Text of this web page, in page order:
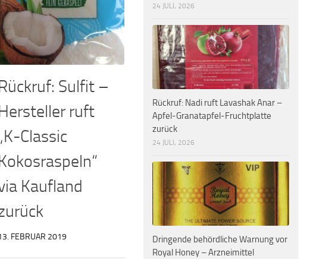
Sulfit –
ruft
Classic
Kaufland
FEBRUAR 2019
24 JULI, 2026
Rückruf: Nadi ruft Lavashak Anar –
Apfel-Granatapfel-Fruchtplatte
zurück
24 JULI, 2026
Dringende behördliche Warnung vor
Royal Honey – Arzneimittel